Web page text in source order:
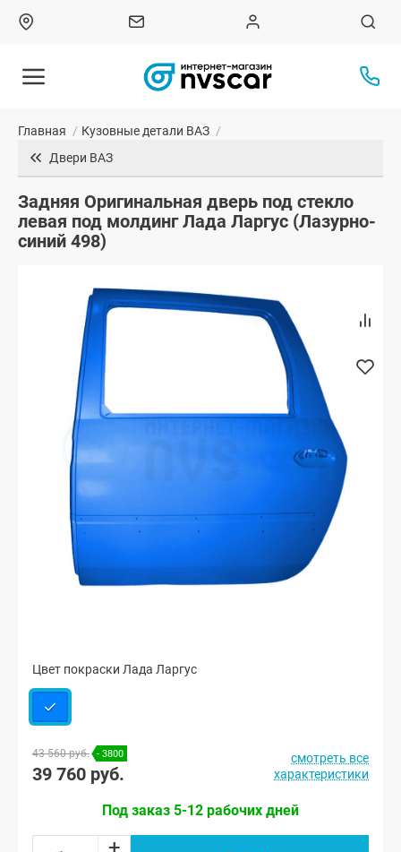
Главная / Кузовные детали ВАЗ /
Двери ВАЗ
Задняя Оригинальная дверь под стекло
левая под молдинг Лада Ларгус (Лазурно-
синий 498)
Цвет покраски Лада Ларгус
43 560 руб. - 3800
39 760 руб.
смотреть все
характеристики
Под заказ 5-12 рабочих дней